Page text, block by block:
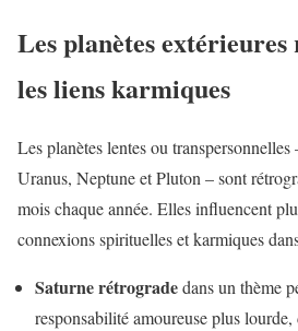
Les planètes
les liens karmiques
Les planètes lentes ou transpersonnelles
Uranus, Neptune et Pluton – sont
mois chaque année. Elles influencent
connexions spirituelles et karmiques
Saturne rétrogradedans un thème
responsabilité amoureuse plus lourde,